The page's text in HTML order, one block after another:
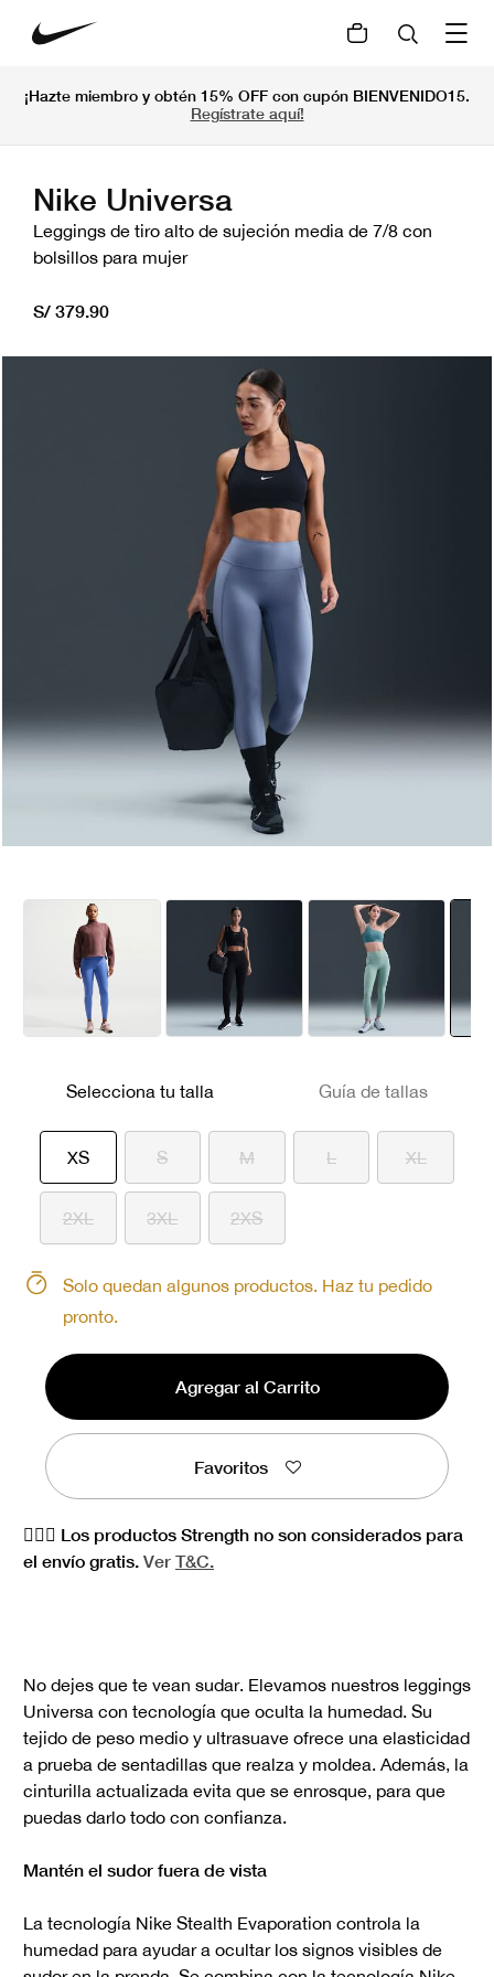
¡Hazte miembro y obtén 15% OFF con cupón BIENVENIDO15.
Regístrate aquí!
Nike Universa
Leggings de tiro alto de sujeción media de 7/8 con
bolsillos para mujer
S/ 379.90
Selecciona tu talla Guía de tallas
XSseleccionado
S M L XL
2XL 3XL 2XS
Solo quedan algunos productos. Haz tu pedido
pronto.
Agregar al Carrito
Favoritos
🏋🏻‍♀️ Los productos Strength no son considerados para
el envío gratis. Ver T&C.
No dejes que te vean sudar. Elevamos nuestros leggings
Universa con tecnología que oculta la humedad. Su
tejido de peso medio y ultrasuave ofrece una elasticidad
a prueba de sentadillas que realza y moldea. Además, la
cinturilla actualizada evita que se enrosque, para que
puedas darlo todo con confianza.
Mantén el sudor fuera de vista
La tecnología Nike Stealth Evaporation controla la
humedad para ayudar a ocultar los signos visibles de